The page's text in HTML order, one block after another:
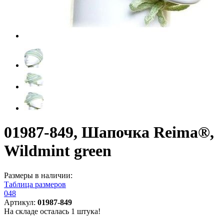
01987-849, Шапочка Reima®,
Wildmint green
Размеры в наличии:
Таблица размеров
048
Артикул: 01987-849
На складе осталась 1 штука!